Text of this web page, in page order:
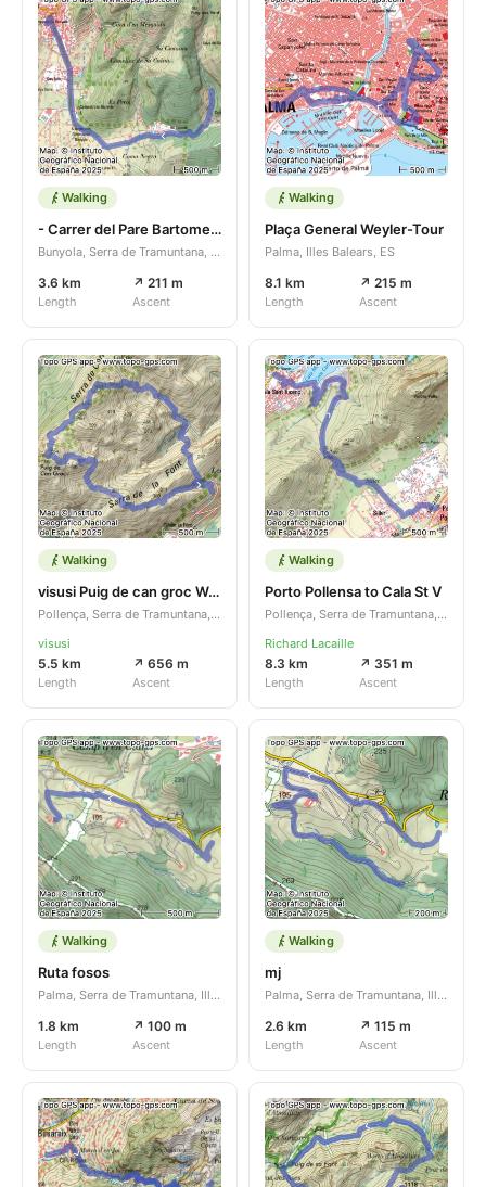
Walking
- Carrer del Pare Bartomeu Caputxí, 2
Bunyola, Serra de Tramuntana, Illes Balears, ES
3.6 km
Length
↗ 211 m
Ascent
Walking
Plaça General Weyler-Tour
Palma, Illes Balears, ES
8.1 km
Length
↗ 215 m
Ascent
Walking
visusi Puig de can groc Walking route 5.6 km Dec 14, 2025
Pollença, Serra de Tramuntana, Illes Balears, ES
visusi
5.5 km
Length
↗ 656 m
Ascent
Walking
Porto Pollensa to Cala St V
Pollença, Serra de Tramuntana, Illes Balears, ES
Richard Lacaille
8.3 km
Length
↗ 351 m
Ascent
Walking
Ruta fosos
Palma, Serra de Tramuntana, Illes Balears, ES
1.8 km
Length
↗ 100 m
Ascent
Walking
mj
Palma, Serra de Tramuntana, Illes Balears, ES
2.6 km
Length
↗ 115 m
Ascent